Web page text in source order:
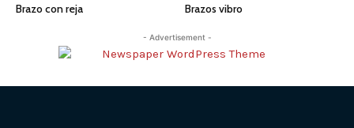
Brazo con reja Brazos vibro
- Advertisement -